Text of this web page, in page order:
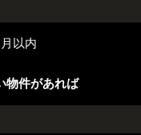
以内
物件があれば